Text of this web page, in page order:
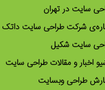
سایت در تهران
شرکت طراحی سایت داتک
سایت شکیل
اخبار و مقالات طراحی سایت
طراحی وبسایت